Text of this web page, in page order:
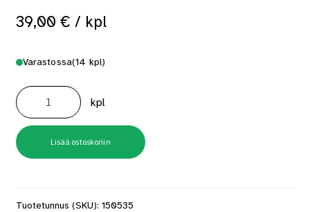
39,00 € / kpl
Varastossa(14 kpl)
Aluskatteen-
ja
höyrynsulun
tiiviste
Härmä
Air
määrä
kpl
Lisää ostoskoriin
Tuotetunnus (SKU): 150535